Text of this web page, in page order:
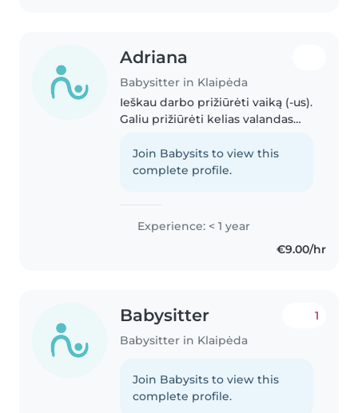
Adriana
Babysitter in Klaipėda
Ieškau darbo prižiūrėti vaiką (-us).
Galiu prižiūrėti kelias valandas
žmogus, mėgstu pajuokauti ir
pažaisti įvairių žaidimų ir
Join Babysits to view this
complete profile.
Experience: < 1 year
€9.00/hr
Babysitter
Babysitter in Klaipėda
1
Join Babysits to view this
complete profile.